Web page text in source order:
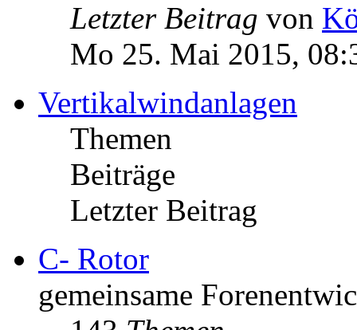
Letzter Beitrag von
Mo 25. Mai 2015,
Vertikalwindanlagen
Themen
Beiträge
Letzter Beitrag
C- Rotor
gemeinsame